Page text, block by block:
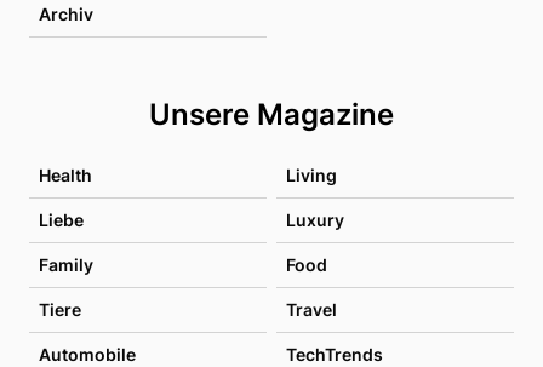
Archiv
Unsere Magazine
Health Living
Liebe Luxury
Family Food
Tiere Travel
Automobile TechTrends